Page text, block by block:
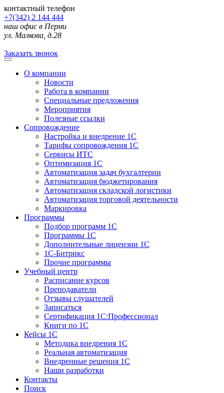
контактный телефон
+7(342) 2 144 444
наш офис в Перми
ул. Малкова, д.28
Заказать звонок
О компании
Новости
Работа в компании
Специальные предложения
Мероприятия
Полезные ссылки
Сопровождение
Настройка и внедрение 1С
Тарифы сопровождения 1С
Сервисы ИТС
Оптимизация 1С
Автоматизация задач бухгалтерии
Автоматизация бюджетирования
Автоматизация складской логистики
Автоматизация торговой деятельности
Маркировка
Программы
Подбор программ 1С
Программы 1С
Дополнительные лицензии 1С
1С-Битрикс
Прочие программы
Учебный центр
Расписание курсов
Преподаватели
Отзывы слушателей
Записаться
Сертификация 1С:Профессионал
Книги по 1С
Кейсы 1С
Методика внедрения 1С
Реальная автоматизация
Внедренные решения 1С
Наши разработки
Контакты
Поиск